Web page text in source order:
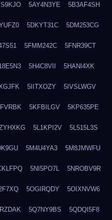
5AY4N3YE 5B3AF4SH
5DKYT31C 5DM253CG
5FMM242C 5FNR39CT
5H4C8VII 5HANI4XK
5IITXOZY 5IVSLWGV
5KFBILGV 5KP635PE
5L1KPI2V 5L515L3S
5M4U4YA3 5M8JMWFU
5NI5PO7L 5NROBV9R
5OGIRQDY 5OIXNVW6
5Q7NY9BS 5QDQI5F8